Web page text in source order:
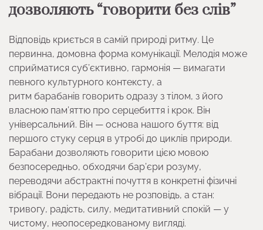
дозволяють “говорити без слів”
Відповідь криється в самій природі ритму. Це
первинна, домовна форма комунікації. Мелодія може
сприйматися суб’єктивно, гармонія — вимагати
певного культурного контексту, а
ритм барабанів говорить одразу з тілом, з його
власною пам’яттю про серцебиття і крок. Він
універсальний. Він — основа нашого буття: від
першого стуку серця в утробі до циклів природи.
Барабани дозволяють говорити цією мовою
безпосередньо, обходячи бар’єри розуму,
переводячи абстрактні почуття в конкретні фізичні
вібрації. Вони передають не розповідь, а стан:
тривогу, радість, силу, медитативний спокій — у
чистому, неопосередкованому вигляді.